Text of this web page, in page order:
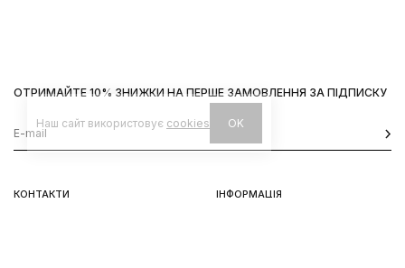
КОНТАКТИ ІНФОРМАЦІЯ
ОТРИМАЙТЕ 10% ЗНИЖКИ НА ПЕРШЕ ЗАМОВЛЕННЯ ЗА ПІДПИСКУ
Наш сайт використовує cookies OK